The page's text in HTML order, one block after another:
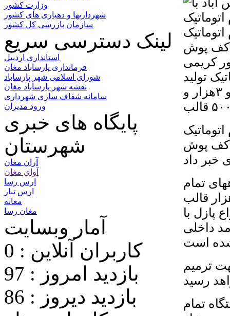
کف پوش
کریمی
تولید
قطعات بتنی با ظرفیت روزانه ۳ هزار قالب جدول و ۳هزار و
کف پوش
تمام
قطعات بتنی با ظرفیت روزانه ۳ هزار قالب
پازل با
درآمد داخلی
ترمیم
تمام
وزارت کشور
شهرداریها و دهیاری های کشور
سازمان بازرسی کل کشور
لینک دسترسی سریع
استانداری اردبیل
فرمانداری پارساباد مغان
شورای اسلامی شهر پارساباد
نقشه شهر پارساباد مغان
سامانه شفاف سازی شهرداری
ورود مدیران
پایگاه های خبری
شهرستان
آران مغان
آوای مغان
ارس رسا
ارس تبار
مغانه
مغان رسا
آمار وبسایت
کاربران آنلاین : 0
بازدید امروز : 97
بازدید دیروز : 86